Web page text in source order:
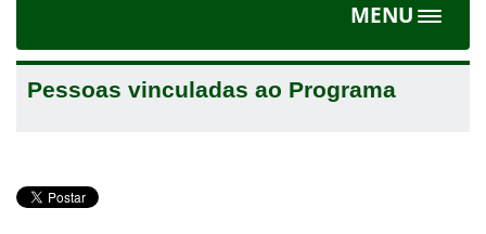
MENU
Toggle
Pessoas vinculadas ao Programa